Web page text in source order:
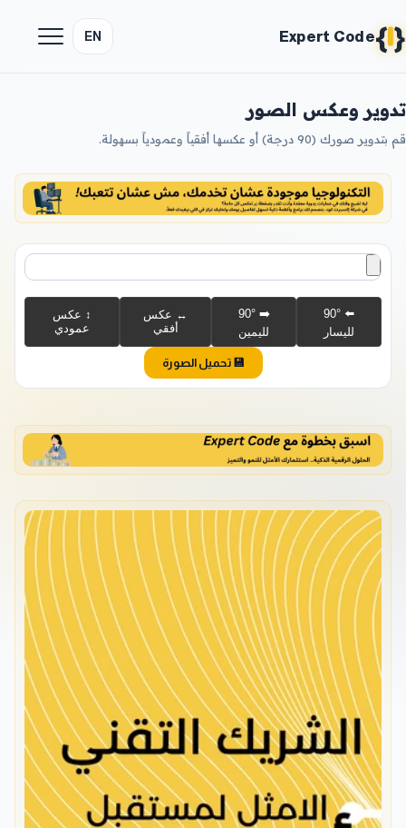
{}
Expert Code
EN
تدوير وعكس الصور
قم بتدوير صورك (90 درجة) أو عكسها أفقياً وعمودياً بسهولة.
⬅️ 90°
لليسار
➡️ 90°
لليمين
↔️ عكس
أفقي
↕️ عكس
عمودي
💾 تحميل الصورة